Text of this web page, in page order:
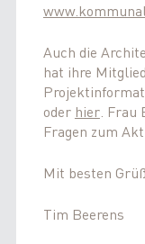
Auch die
hat ihre
oder hier. Frau
Fragen zum
Mit besten
Tim Beerens